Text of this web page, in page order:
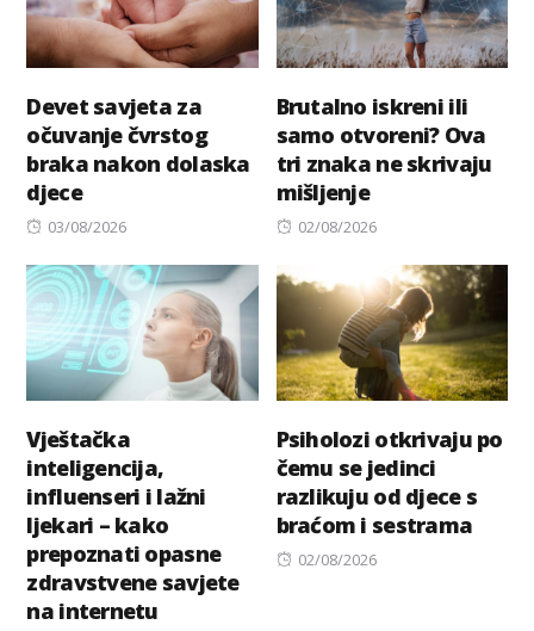
Devet savjeta za
očuvanje čvrstog
braka nakon dolaska
djece
Posted
03/08/2026
Brutalno iskreni ili
samo otvoreni? Ova
tri znaka ne skrivaju
mišljenje
Posted
02/08/2026
Vještačka
inteligencija,
influenseri i lažni
ljekari – kako
prepoznati opasne
zdravstvene savjete
na internetu
Psiholozi otkrivaju po
čemu se jedinci
razlikuju od djece s
braćom i sestrama
Posted
02/08/2026